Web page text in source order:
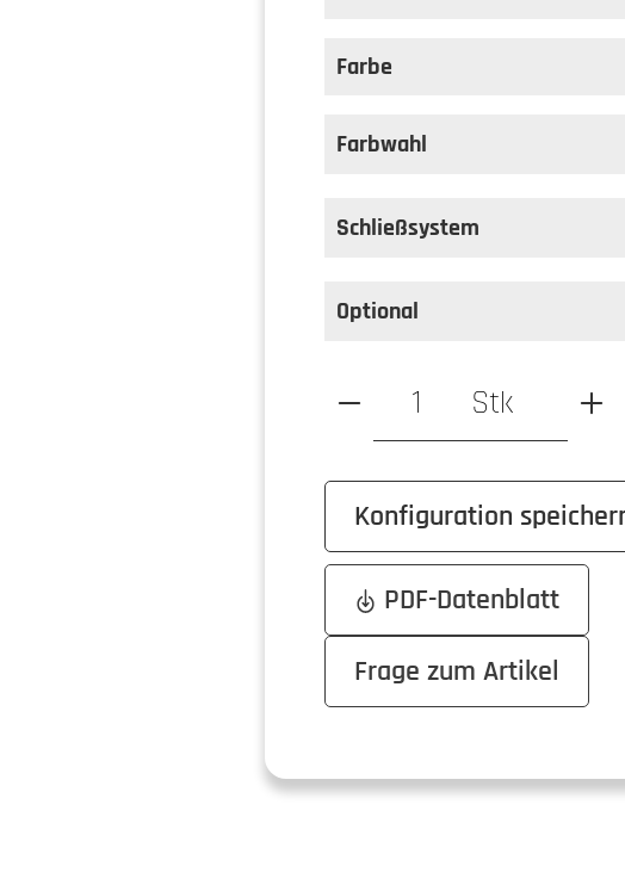
Farbe
Farbwahl
Schließsystem
Optional
Produkt Anzahl: Gib
Stk
Konfiguration
PDF-Datenblatt
Frage zum Artikel